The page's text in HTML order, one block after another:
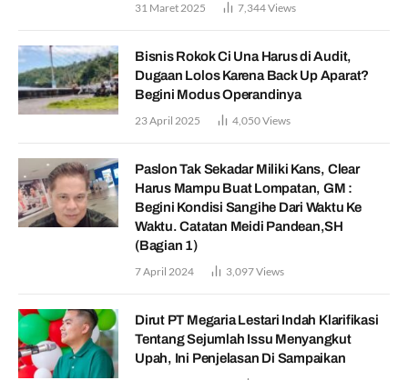
31 Maret 2025 7,344Views
Bisnis Rokok Ci Una Harus di Audit,
Dugaan Lolos Karena Back Up Aparat?
Begini Modus Operandinya
23 April 2025 4,050Views
Paslon Tak Sekadar Miliki Kans, Clear
Harus Mampu Buat Lompatan, GM :
Begini Kondisi Sangihe Dari Waktu Ke
Waktu. Catatan Meidi Pandean,SH
(Bagian 1)
7 April 2024 3,097Views
Dirut PT Megaria Lestari Indah Klarifikasi
Tentang Sejumlah Issu Menyangkut
Upah, Ini Penjelasan Di Sampaikan